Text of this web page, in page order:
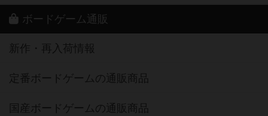
ボードゲーム通販
新作・再入荷情報
定番ボードゲームの通販商品
国産ボードゲームの通販商品